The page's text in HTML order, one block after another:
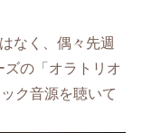
なく、偶々先週
の「オラトリオ
ク音源を聴いて